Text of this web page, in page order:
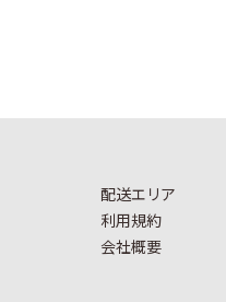
配送エリア
利用規約
会社概要